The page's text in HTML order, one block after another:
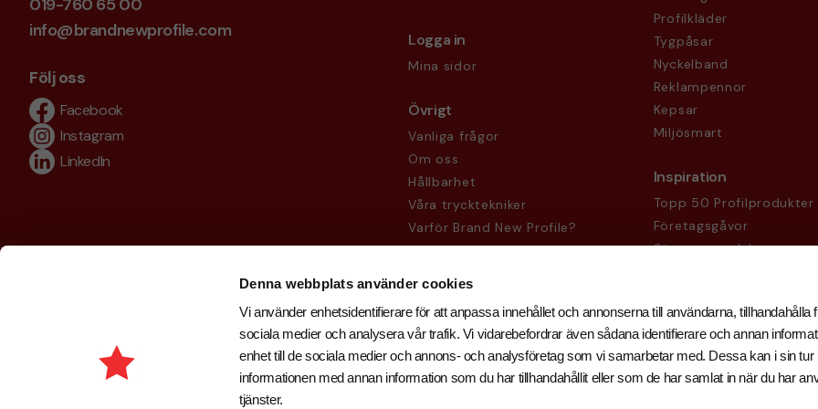
Denna webbplats använder cookies
Vi använder enhetsidentifierare för att anpassa innehållet och annonserna till användarna, tillhandahålla
sociala medier och analysera vår trafik. Vi vidarebefordrar även sådana identifierare och annan
enhet till de sociala medier och annons- och analysföretag som vi samarbetar med. Dessa kan i sin tur
informationen med annan information som du har tillhandahållit eller som de har samlat in när du har
tjänster.
info@brandnewprofile.com
Följ oss
Facebook
Instagram
LinkedIn
Logga in
Mina sidor
Övrigt
Vanliga frågor
Om oss
Hållbarhet
Våra trycktekniker
Varför Brand New Profile?
Köpvillkor
Profilkläder
Tygpåsar
Nyckelband
Reklampennor
Kepsar
Miljösmart
Inspiration
Topp 50 Profilprodukter
Företagsgåvor
Säsongsprodukter